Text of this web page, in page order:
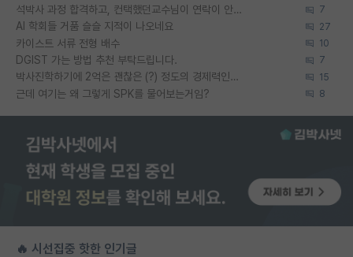
석박사 과정 합격하고, 컨택했던교수님이 연락이 안됩니다... 7
AI 학회들 거품 슬슬 지적이 나오네요 27
카이스트 서류 전형 배수 10
DGIST 가는 방법 추천 부탁드립니다. 7
박사진학하기에 2억은 괜찮은 (?) 정도의 경제력인가요 15
근데 여기는 왜 그렇게 SPK를 물어보는거임? 8
🔥 시선집중 핫한 인기글